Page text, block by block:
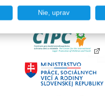
Nie, uprav